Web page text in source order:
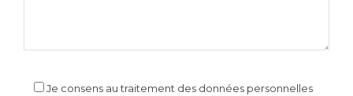
Je consens au traitement des données personnelles